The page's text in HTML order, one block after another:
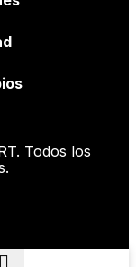
Todos los